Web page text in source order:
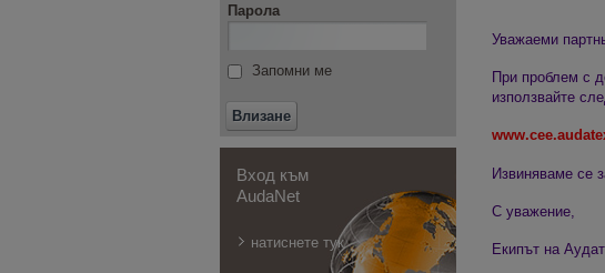
Парола
Запомни ме
Вход към
AudaNet
натиснете тук
Уважаеми
При проблем с
използвайте
Извиняваме се
С уважение,
Екипът на